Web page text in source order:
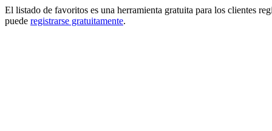
El listado de favoritos es una herramienta gratuita para los clientes
puede registrarse gratuitamente.